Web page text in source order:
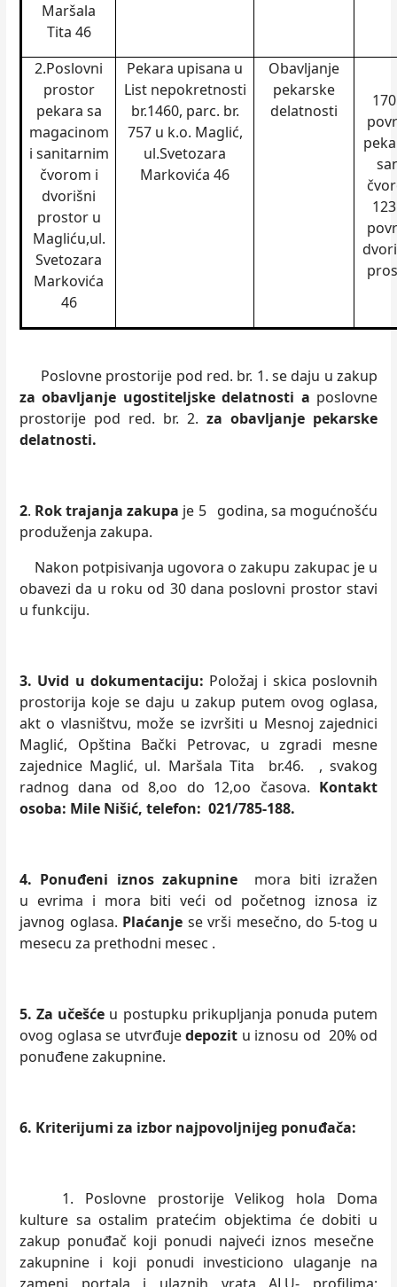
Maršala
Tita 46
2.Poslovni
prostor
pekara sa
magacinom
i sanitarnim
čvorom i
dvorišni
prostor u
Magliću,ul.
Svetozara
Markovića
46
Pekara upisana u
List nepokretnosti
br.1460, parc. br.
757 u k.o. Maglić,
ul.Svetozara
Markovića 46
Obavljanje
pekarske
delatnosti
Poslovne prostorije pod red. br. 1. se daju u zakup
za obavljanje ugostiteljske delatnosti a poslovne
prostorije pod red. br. 2. za obavljanje pekarske
delatnosti.
2. Rok trajanja zakupa je 5 godina, sa mogućnošću
produženja zakupa.
Nakon potpisivanja ugovora o zakupu zakupac je u
obavezi da u roku od 30 dana poslovni prostor stavi
u funkciju.
3. Uvid u dokumentaciju: Položaj i skica poslovnih
prostorija koje se daju u zakup putem ovog oglasa,
akt o vlasništvu, može se izvršiti u Mesnoj zajednici
Maglić, Opština Bački Petrovac, u zgradi mesne
zajednice Maglić, ul. Maršala Tita br.46. , svakog
radnog dana od 8,oo do 12,oo časova. Kontakt
osoba: Mile Nišić, telefon: 021/785-188.
4. Ponuđeni iznos zakupnine
mora biti izražen
u evrima i mora biti veći od početnog iznosa iz
javnog oglasa. Plaćanje se vrši mesečno, do 5-tog u
mesecu za prethodni mesec .
5. Za učešće u postupku prikupljanja ponuda putem
ovog oglasa se utvrđujedepozit u iznosu od 20% od
ponuđene zakupnine.
6. Kriterijumi za izbor najpovoljnijeg ponuđača:
1. Poslovne prostorije Velikog hola Doma
kulture sa ostalim pratećim objektima će dobiti u
zakup ponuđač koji ponudi najveći iznos mesečne
zakupnine i koji ponudi investiciono ulaganje na